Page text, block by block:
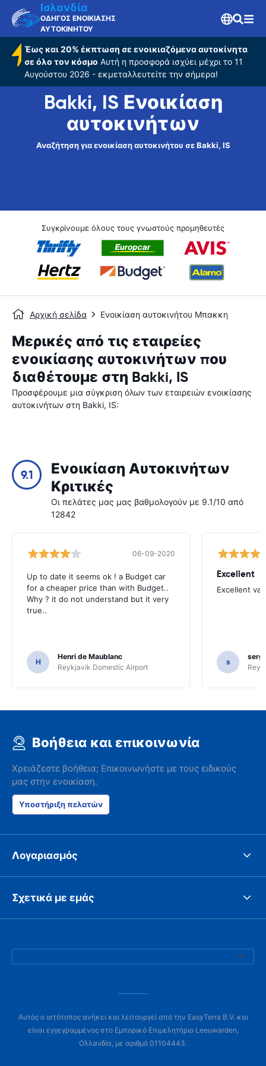
Ισλανδία
ΟΔΗΓΟΣ ΕΝΟΙΚΙΑΣΗΣ
ΑΥΤΟΚΙΝΗΤΟΥ
Έως και 20% έκπτωση σε ενοικιαζόμενα αυτοκίνητα
σε όλο τον κόσμο Αυτή η προσφορά ισχύει μέχρι το 11
Αυγούστου 2026 - εκμεταλλευτείτε την σήμερα!
Bakki, IS Ενοικίαση
αυτοκινήτων
Αναζήτηση για ενοικίαση αυτοκινήτου σε Bakki, IS
Συγκρίνουμε όλους τους γνωστούς προμηθευτές
Αρχική σελίδα Ενοικίαση αυτοκινήτου Μπακκη
Μερικές από τις εταιρείες
ενοικίασης αυτοκινήτων που
διαθέτουμε στη Bakki, IS
Προσφέρουμε μια σύγκριση όλων των εταιρειών ενοικίασης
αυτοκινήτων στη Bakki, IS:
9.1
Ενοικίαση Αυτοκινήτων
Κριτικές
Οι πελάτες μας μας βαθμολογούν με 9.1/10 από
12842
06-09-2020
Up to date it seems ok ! a Budget car
for a cheaper price than with Budget..
Why ? it do not understand but it very
true..
H
Henri de Maublanc
Reykjavik Domestic Airport
Excellent
Excellent
s
Βοήθεια και επικοινωνία
Χρειάζεστε βοήθεια; Επικοινωνήστε με τους ειδικούς
μας στην ενοικίαση.
Υποστήριξη πελατών
Λογαριασμός
Σχετικά με εμάς
Αυτός ο ιστότοπος ανήκει και λειτουργεί από την EasyTerra B.V. και
είναι εγγεγραμμένος στο Εμπορικό Επιμελητήριο Leeuwarden,
Ολλανδία, με αριθμό 01104443.